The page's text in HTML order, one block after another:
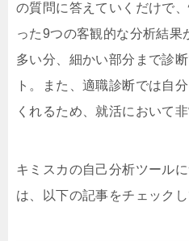
の質問に答えていくだけで
った9つの客観的な分析結
多い分、細かい部分まで診
ト。また、適職診断では自
くれるため、就活において
キミスカの自己分析ツール
は、以下の記事をチェックし